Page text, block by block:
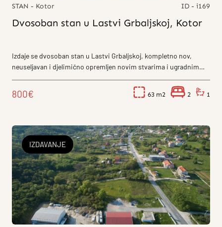
STAN - Kotor ID - i169
Dvosoban stan u Lastvi Grbaljskoj, Kotor
Izdaje se dvosoban stan u Lastvi Grbaljskoj, kompletno nov,
neuseljavan i djelimično opremljen novim stvarima i ugradnim
800€ 63 2 1
IZDAVANJE